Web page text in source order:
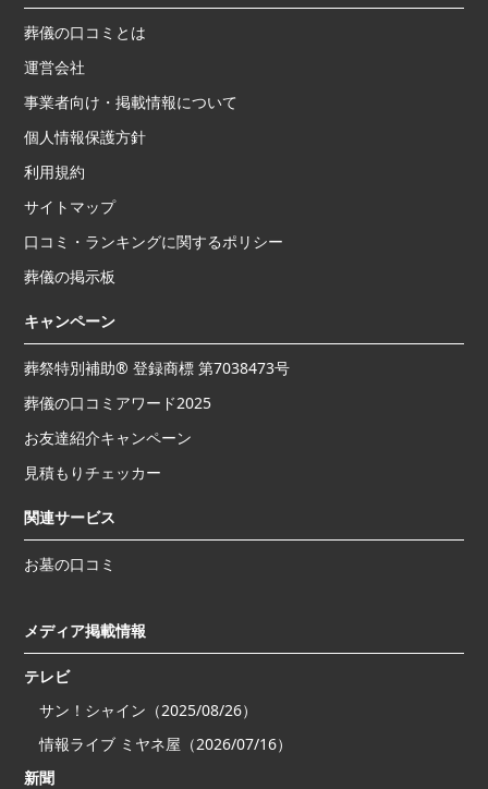
葬儀の口コミとは
運営会社
事業者向け・掲載情報について
個人情報保護方針
利用規約
サイトマップ
口コミ・ランキングに関するポリシー
葬儀の掲示板
キャンペーン
葬祭特別補助® 登録商標 第7038473号
葬儀の口コミアワード2025
お友達紹介キャンペーン
見積もりチェッカー
関連サービス
お墓の口コミ
メディア掲載情報
テレビ
サン！シャイン（2025/08/26）
情報ライブ ミヤネ屋（2026/07/16）
新聞